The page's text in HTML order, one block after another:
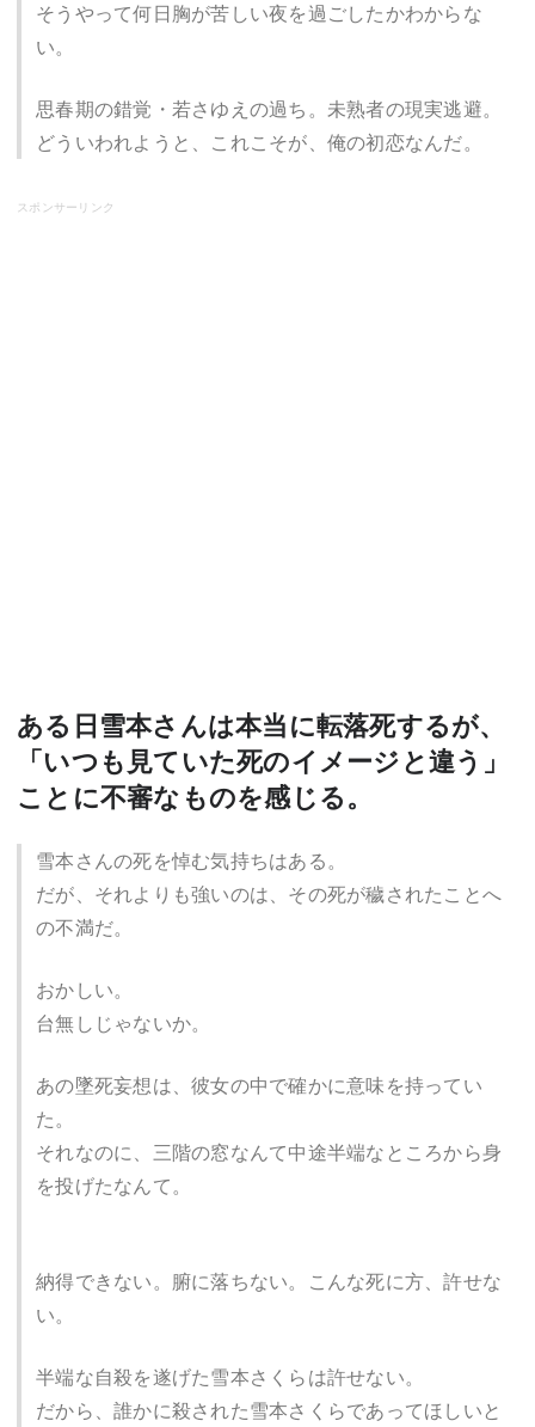
そうやって何日胸が苦しい夜を過ごしたかわからな
い。
思春期の錯覚・若さゆえの過ち。未熟者の現実逃避。
どういわれようと、これこそが、俺の初恋なんだ。
スポンサーリンク
ある日雪本さんは本当に転落死するが、
「いつも見ていた死のイメージと違う」
ことに不審なものを感じる。
雪本さんの死を悼む気持ちはある。
だが、それよりも強いのは、その死が穢されたことへ
の不満だ。
おかしい。
台無しじゃないか。
あの墜死妄想は、彼女の中で確かに意味を持ってい
た。
それなのに、三階の窓なんて中途半端なところから身
を投げたなんて。
納得できない。腑に落ちない。こんな死に方、許せな
い。
半端な自殺を遂げた雪本さくらは許せない。
だから、誰かに殺された雪本さくらであってほしいと